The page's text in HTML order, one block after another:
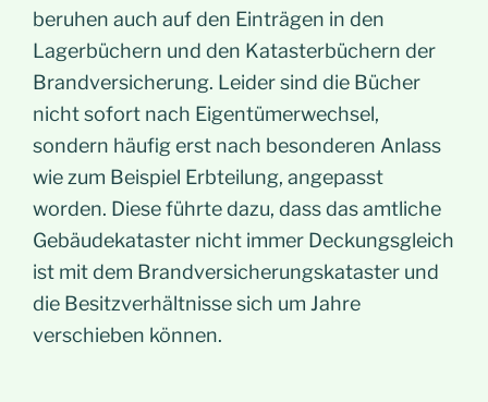
beruhen auch auf den Einträgen in den
Lagerbüchern und den Katasterbüchern der
Brandversicherung. Leider sind die Bücher
nicht sofort nach Eigentümerwechsel,
sondern häufig erst nach besonderen Anlass
wie zum Beispiel Erbteilung, angepasst
worden. Diese führte dazu, dass das amtliche
Gebäudekataster nicht immer Deckungsgleich
ist mit dem Brandversicherungskataster und
die Besitzverhältnisse sich um Jahre
verschieben können.